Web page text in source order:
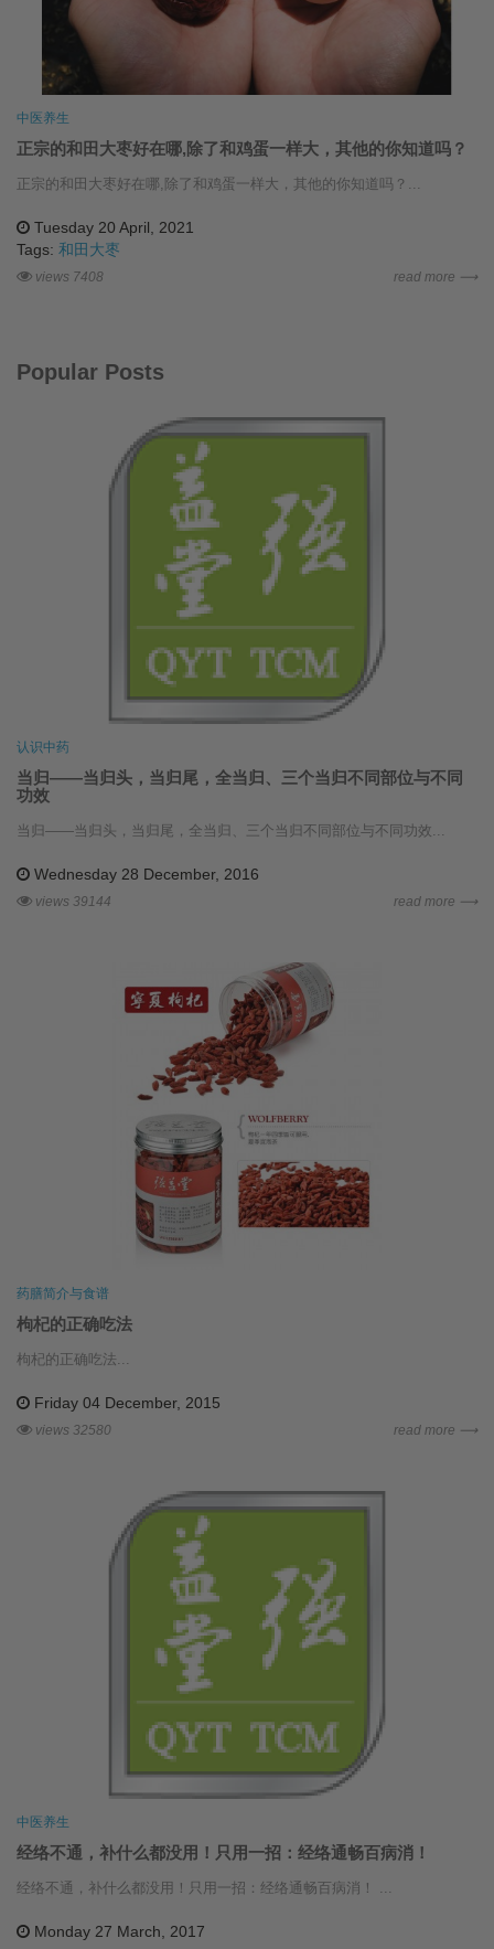
中医养生
正宗的和田大枣好在哪,除了和鸡蛋一样大，其他的你知道吗？
正宗的和田大枣好在哪,除了和鸡蛋一样大，其他的你知道吗？...
Tuesday 20 April, 2021
Tags: 和田大枣
views 7408 read more ⟶
Popular Posts
认识中药
当归——当归头，当归尾，全当归、三个当归不同部位与不同
功效
当归——当归头，当归尾，全当归、三个当归不同部位与不同功效...
Wednesday 28 December, 2016
views 39144 read more ⟶
药膳简介与食谱
枸杞的正确吃法
枸杞的正确吃法...
Friday 04 December, 2015
views 32580 read more ⟶
中医养生
经络不通，补什么都没用！只用一招：经络通畅百病消！
经络不通，补什么都没用！只用一招：经络通畅百病消！ ...
Monday 27 March, 2017